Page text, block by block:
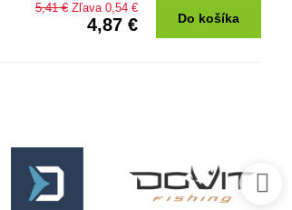
4,87 €
5,41 € Zľava 0,54 €
Do košíka